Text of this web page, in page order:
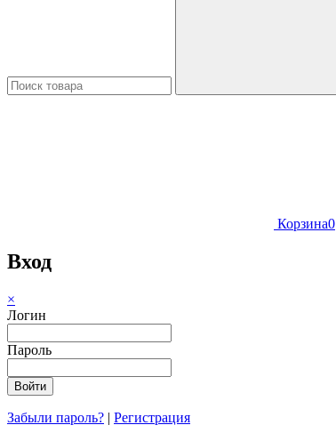
Корзина0
Вход
×
Логин
Пароль
Забыли пароль? | Регистрация